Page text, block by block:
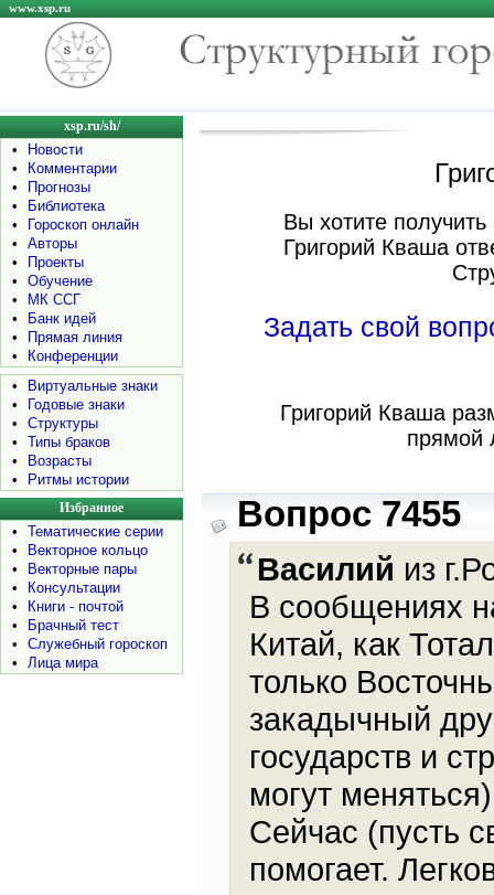
www.xsp.ru
xsp.ru/sh/
•
Новости
•
Комментарии
•
Прогнозы
•
Библиотека
•
Гороскоп онлайн
•
Авторы
•
Проекты
•
Обучение
•
МК ССГ
•
Банк идей
•
Прямая линия
•
Конференции
•
Виртуальные знаки
•
Годовые знаки
•
Структуры
•
Типы браков
•
Возрасты
•
Ритмы истории
Избранное
•
Тематические серии
•
Векторное кольцо
•
Векторные пары
•
Консультации
•
Книги - почтой
•
Брачный тест
•
Служебный гороскоп
•
Лица мира
Вы хотите
Григорий Кваша
Задать свой
Григорий Кваша
прямой
Вопрос 7455
Василий из
В сообщениях
Китай, как
только
закадычный
государств и
могут
Сейчас (пусть
помогает.